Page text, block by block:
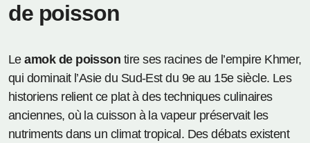
de poisson
Leamok de poisson tire ses racines de l’empire Khmer,
qui dominait l’Asie du Sud-Est du 9e au 15e siècle. Les
historiens relient ce plat à des techniques culinaires
anciennes, où la cuisson à la vapeur préservait les
nutriments dans un climat tropical. Des débats existent